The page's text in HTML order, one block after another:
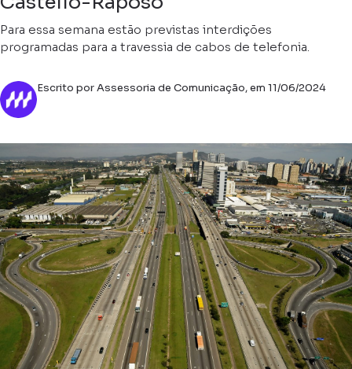
Para essa semana estão previstas interdições
programadas para a travessia de cabos de telefonia.
Escrito por Assessoria de Comunicação, em 11/06/2024